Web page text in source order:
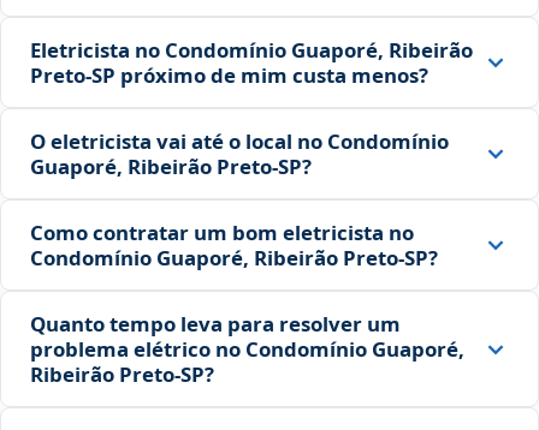
Eletricista no Condomínio Guaporé, Ribeirão
Preto‑SP próximo de mim custa menos?
O eletricista vai até o local no Condomínio
Guaporé, Ribeirão Preto‑SP?
Como contratar um bom eletricista no
Condomínio Guaporé, Ribeirão Preto‑SP?
Quanto tempo leva para resolver um
problema elétrico no Condomínio Guaporé,
Ribeirão Preto‑SP?